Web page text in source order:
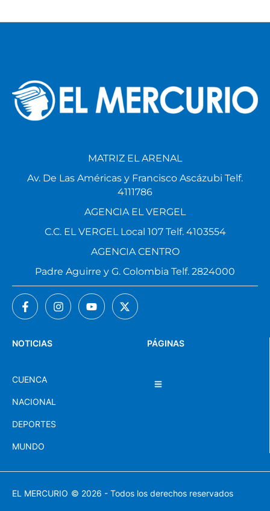
PÁGINAS
NOTICIAS
CUENCA
NACIONAL
DEPORTES
MUNDO
MATRIZ EL ARENAL
Av. De Las Américas y Francisco Ascázubi Telf.
4111786
AGENCIA EL VERGEL
C.C. EL VERGEL Local 107 Telf. 4103554
AGENCIA CENTRO
Padre Aguirre y G. Colombia Telf. 2824000
EL MERCURIO © 2026 - Todos los derechos reservados